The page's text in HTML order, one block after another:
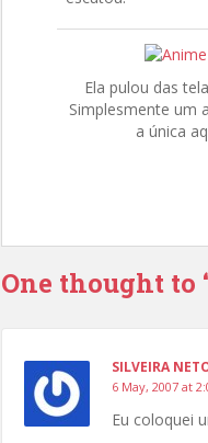
Ela pulou das
Simplesmente um
a única
One thought to
SILVEIRA
6 May, 2007 at
Eu coloquei